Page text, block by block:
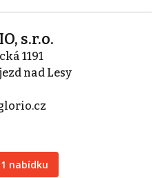
s.r.o.
1191
nad Lesy
nabídku